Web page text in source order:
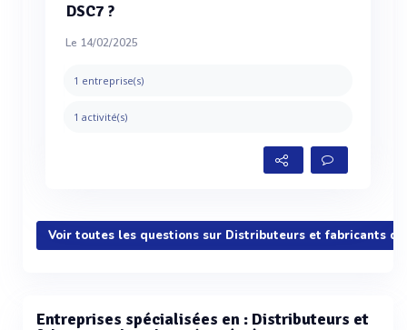
DSC7 ?
Le 14/02/2025
1 entreprise(s)
1 activité(s)
Voir toutes les questions sur Distributeurs et fabricants
Entreprises spécialisées en : Distributeurs et